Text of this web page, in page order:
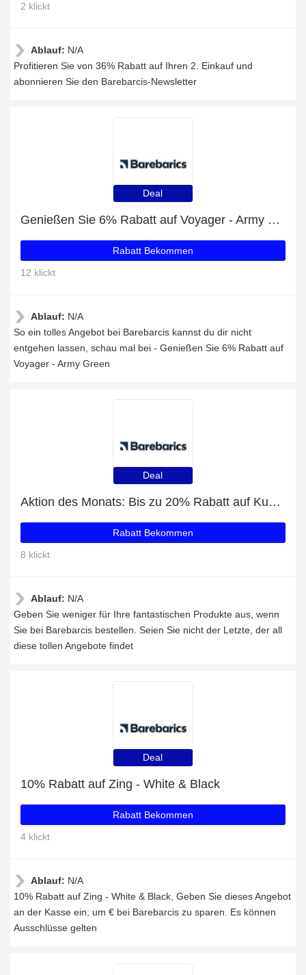
2 klickt
Ablauf: N/A
Profitieren Sie von 36% Rabatt auf Ihren 2. Einkauf und
abonnieren Sie den Barebarcis-Newsletter
Deal
Genießen Sie 6% Rabatt auf Voyager - Army Green
Rabatt Bekommen
12 klickt
Ablauf: N/A
So ein tolles Angebot bei Barebarcis kannst du dir nicht
entgehen lassen, schau mal bei - Genießen Sie 6% Rabatt auf
Voyager - Army Green
Deal
Aktion des Monats: Bis zu 20% Rabatt auf Kudos - White & Grey
Rabatt Bekommen
8 klickt
Ablauf: N/A
Geben Sie weniger für Ihre fantastischen Produkte aus, wenn
Sie bei Barebarcis bestellen. Seien Sie nicht der Letzte, der all
diese tollen Angebote findet
Deal
10% Rabatt auf Zing - White & Black
Rabatt Bekommen
4 klickt
Ablauf: N/A
10% Rabatt auf Zing - White & Black, Geben Sie dieses Angebot
an der Kasse ein, um € bei Barebarcis zu sparen. Es können
Ausschlüsse gelten